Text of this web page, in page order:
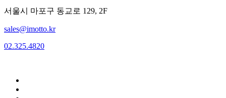
서울시 마포구 동교로 129, 2F
sales@imotto.kr
02.325.4820